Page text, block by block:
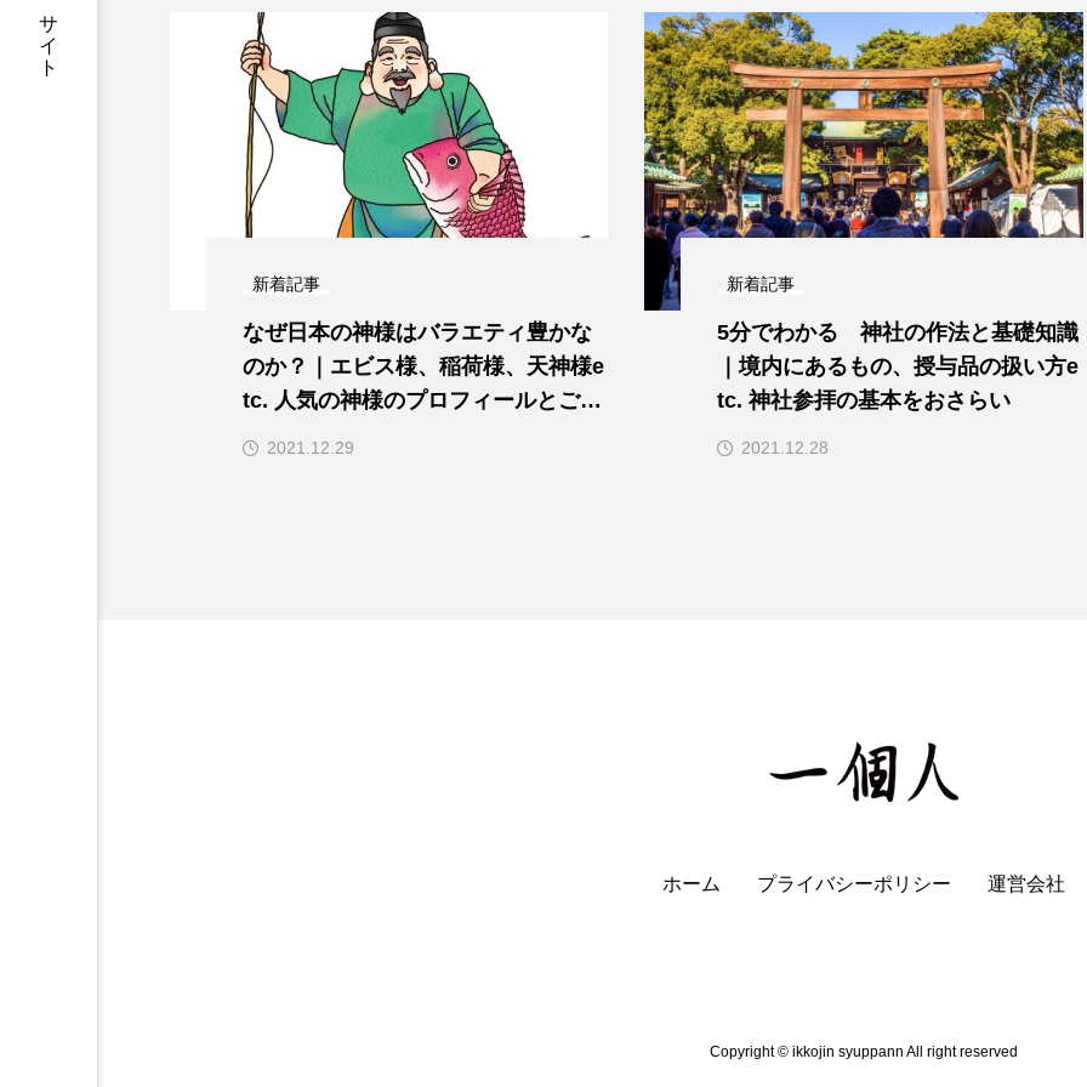
新着記事
なぜ日本の神様はバラエティ豊かな
のか？｜エビス様、稲荷様、天神様e
tc. 人気の神様のプロフィールとご神
2021.12.29
新着記事
5分でわかる 神社の作法と基礎知識
｜境内にあるもの、授与品の扱い方e
tc. 神社参拝の基本をおさらい
2021.12.28
ホーム プライバシーポリシー 運営会社
Copyright © ikkojin syuppann All right reserved